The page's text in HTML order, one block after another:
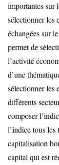
importantes sur
sélectionner les
échangées sur
permet de
l’activité
d’une
sélectionner les
différents
composer
l’indice tous les
capitalisation
capital qui est